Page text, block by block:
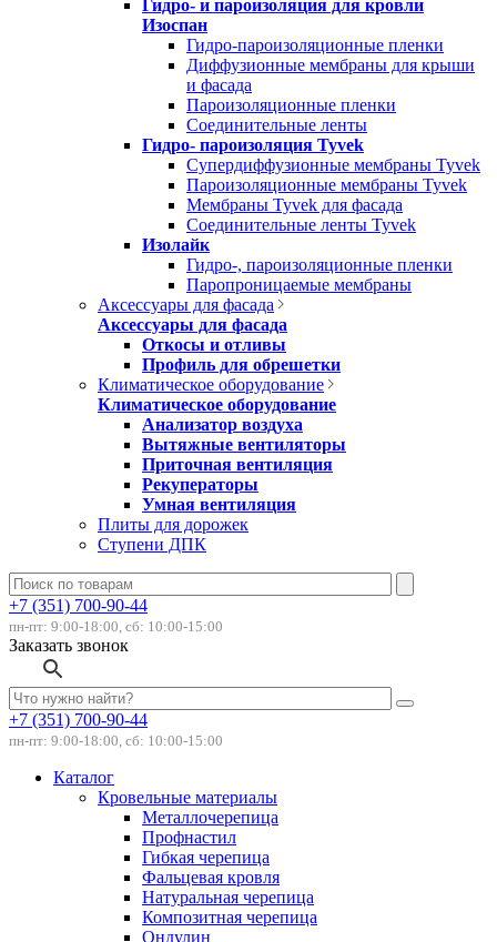
Гидро- и пароизоляция для кровли
Изоспан
Гидро-пароизоляционные пленки
Диффузионные мембраны для крыши
и фасада
Пароизоляционные пленки
Соединительные ленты
Гидро- пароизоляция Tyvek
Супердиффузионные мембраны Tyvek
Пароизоляционные мембраны Tyvek
Мембраны Tyvek для фасада
Соединительные ленты Tyvek
Изолайк
Гидро-, пароизоляционные пленки
Паропроницаемые мембраны
Аксессуары для фасада
Аксессуары для фасада
Откосы и отливы
Профиль для обрешетки
Климатическое оборудование
Климатическое оборудование
Анализатор воздуха
Вытяжные вентиляторы
Приточная вентиляция
Рекуператоры
Умная вентиляция
Плиты для дорожек
Ступени ДПК
+7 (351) 700-90-44
пн-пт: 9:00-18:00, сб: 10:00-15:00
Заказать звонок
+7 (351) 700-90-44
пн-пт: 9:00-18:00, сб: 10:00-15:00
Каталог
Кровельные материалы
Металлочерепица
Профнастил
Гибкая черепица
Фальцевая кровля
Натуральная черепица
Композитная черепица
Ондулин